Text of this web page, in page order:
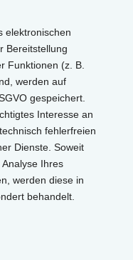
elektronischen
Bereitstellung
Funktionen (z. B.
werden auf
gespeichert.
Interesse an
fehlerfreien
Dienste. Soweit
Ihres
werden diese in
behandelt.